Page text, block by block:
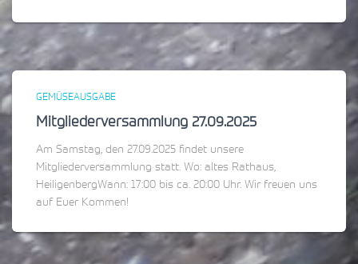
GEMÜSEAUSGABE
Mitgliederversammlung 27.09.2025
Am Samstag, den 27.09.2025 findet unsere
Mitgliederversammlung statt. Wo: altes Rathaus,
HeiligenbergWann: 17:00 bis ca. 20:00 Uhr. Wir freuen uns
auf Euer Kommen!